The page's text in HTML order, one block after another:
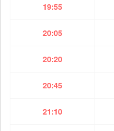
19:55
20:05
20:20
20:45
21:10